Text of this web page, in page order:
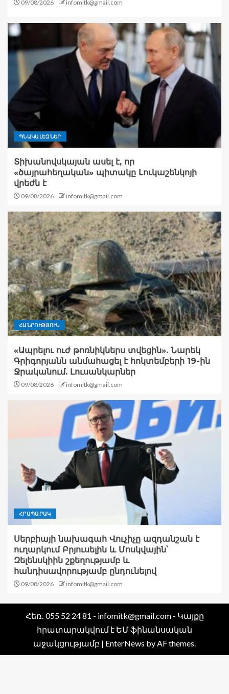
09/08/2026 infomitk@gmail.com
ՊՆԱԿԱԼԵԶՆԵՐ
Տիխանովսկայան ասել է, որ
«ծայրահեղական» պիտակը Լուկաշենկոյի
վրեժն է
09/08/2026 infomitk@gmail.com
ՀԱՆՐՈՒԹՅՈՒՆ
«Ապրելու ուժ թոռնիկներս տվեցին». Նարեկ
Գրիգորյանն անմահացել է հոկտեմբերի 19-ին
Ջրականում. Լուսանկարներ
09/08/2026 infomitk@gmail.com
ՀՐԱՊԱՐԱԿ
Սերբիայի նախագահ Վուչիչը ազդանշան է
ուղարկում Բրյուսելին և Մոսկվային՝
Զելենսկիին շքեղությամբ և
հանդիսավորությամբ ընդունելով
09/08/2026 infomitk@gmail.com
Հեռ․ 055 52 24 81 - infomitk@gmail.com - Կայքը
հրատարակվում է ԵՄ ֆինանսական
աջակցությամբ | EnterNews by AF themes.